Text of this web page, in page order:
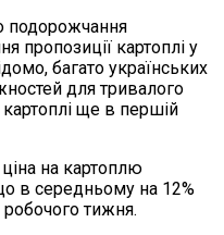
подорожчання
пропозиції картоплі у
багато українських
для тривалого
ще в першій
на картоплю
в середньому на 12%
тижня.